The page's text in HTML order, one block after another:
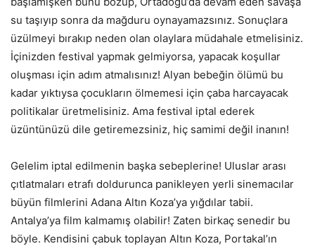
su taşıyıp sonra da mağduru oynayamazsınız. Sonuçlara
üzülmeyi bırakıp neden olan olaylara müdahale etmelisiniz.
İçinizden festival yapmak gelmiyorsa, yapacak koşullar
oluşması için adım atmalısınız! Alyan bebeğin ölümü bu
kadar yıktıysa çocukların ölmemesi için çaba harcayacak
politikalar üretmelisiniz. Ama festival iptal ederek
üzüntünüzü dile getiremezsiniz, hiç samimi değil inanın!
Gelelim iptal edilmenin başka sebeplerine! Uluslar arası
çıtlatmaları etrafı doldurunca panikleyen yerli sinemacılar
büyün filmlerini Adana Altın Koza’ya yığdılar tabii.
Antalya’ya film kalmamış olabilir! Zaten birkaç senedir bu
böyle. Kendisini çabuk toplayan Altın Koza, Portakal’ın